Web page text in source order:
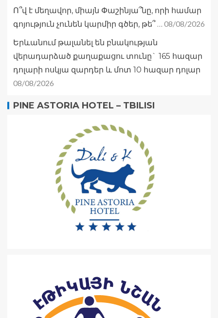
Ո՞վ է մեղավոր, միայն Փաշինյա՞նը, որի համար
գոյություն չունեն կարմիր գծեր, թե՞ … 08/08/2026
Երևանում թալանել են բնակության
վերադարձած քաղաքացու տունը` 165 հազար
դոլարի ոսկյա զարդեր և մոտ 10 հազար դոլար
08/08/2026
PINE ASTORIA HOTEL – TBILISI